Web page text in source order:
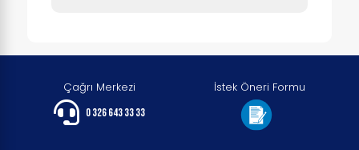
Çağrı Merkezi
0 326 643 33 33
İstek Öneri Formu